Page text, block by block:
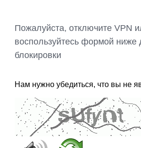
Пожалуйста, отключите VPN
воспользуйтесь формой ниже
блокировки
Нам нужно убедиться, что вы не